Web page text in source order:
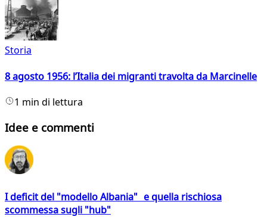
Storia
8 agosto 1956: l’Italia dei migranti travolta da Marcinelle
1 min di lettura
Idee e commenti
I deficit del "modello Albania" e quella rischiosa
scommessa sugli "hub"